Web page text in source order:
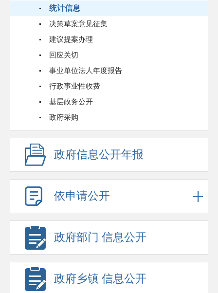
统计信息
决策草案意见征集
建议提案办理
回应关切
事业单位法人年度报告
行政事业性收费
基层政务公开
政府采购
政府信息公开年报
依申请公开
政府部门 信息公开
政府乡镇 信息公开